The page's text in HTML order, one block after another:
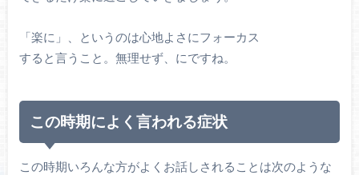
「楽に」、というのは心地よさにフォーカス
すると言うこと。無理せず、にですね。
この時期によく言われる症状
この時期いろんな方がよくお話しされることは次のような